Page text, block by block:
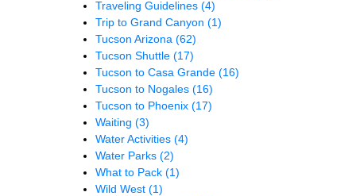
Traveling Guidelines (4)
Trip to Grand Canyon (1)
Tucson Arizona (62)
Tucson Shuttle (17)
Tucson to Casa Grande (16)
Tucson to Nogales (16)
Tucson to Phoenix (17)
Waiting (3)
Water Activities (4)
Water Parks (2)
What to Pack (1)
Wild West (1)